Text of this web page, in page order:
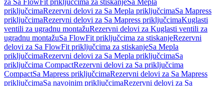
za Sa FlowFit priključcima za stiskanjeSa Mepla
priključcimaRezervni delovi za Sa Mepla priključcimaSa Mapress
priključcimaRezervni delovi za Sa Mapress priključcimaKuglasti
ventili za ugradnu montažuRezervni delovi za Kuglasti ventili za
ugradnu montažuSa FlowFit priključcima za stiskanjeRezervni
delovi za Sa FlowFit priključcima za stiskanjeSa Mepla
priključcimaRezervni delovi za Sa Mepla priključcimaSa
priključcima CompactRezervni delovi za Sa priključcima
CompactSa Mapress priključcimaRezervni delovi za Sa Mapress
priključcimaSa navojnim priključcimaRezervni delovi za Sa